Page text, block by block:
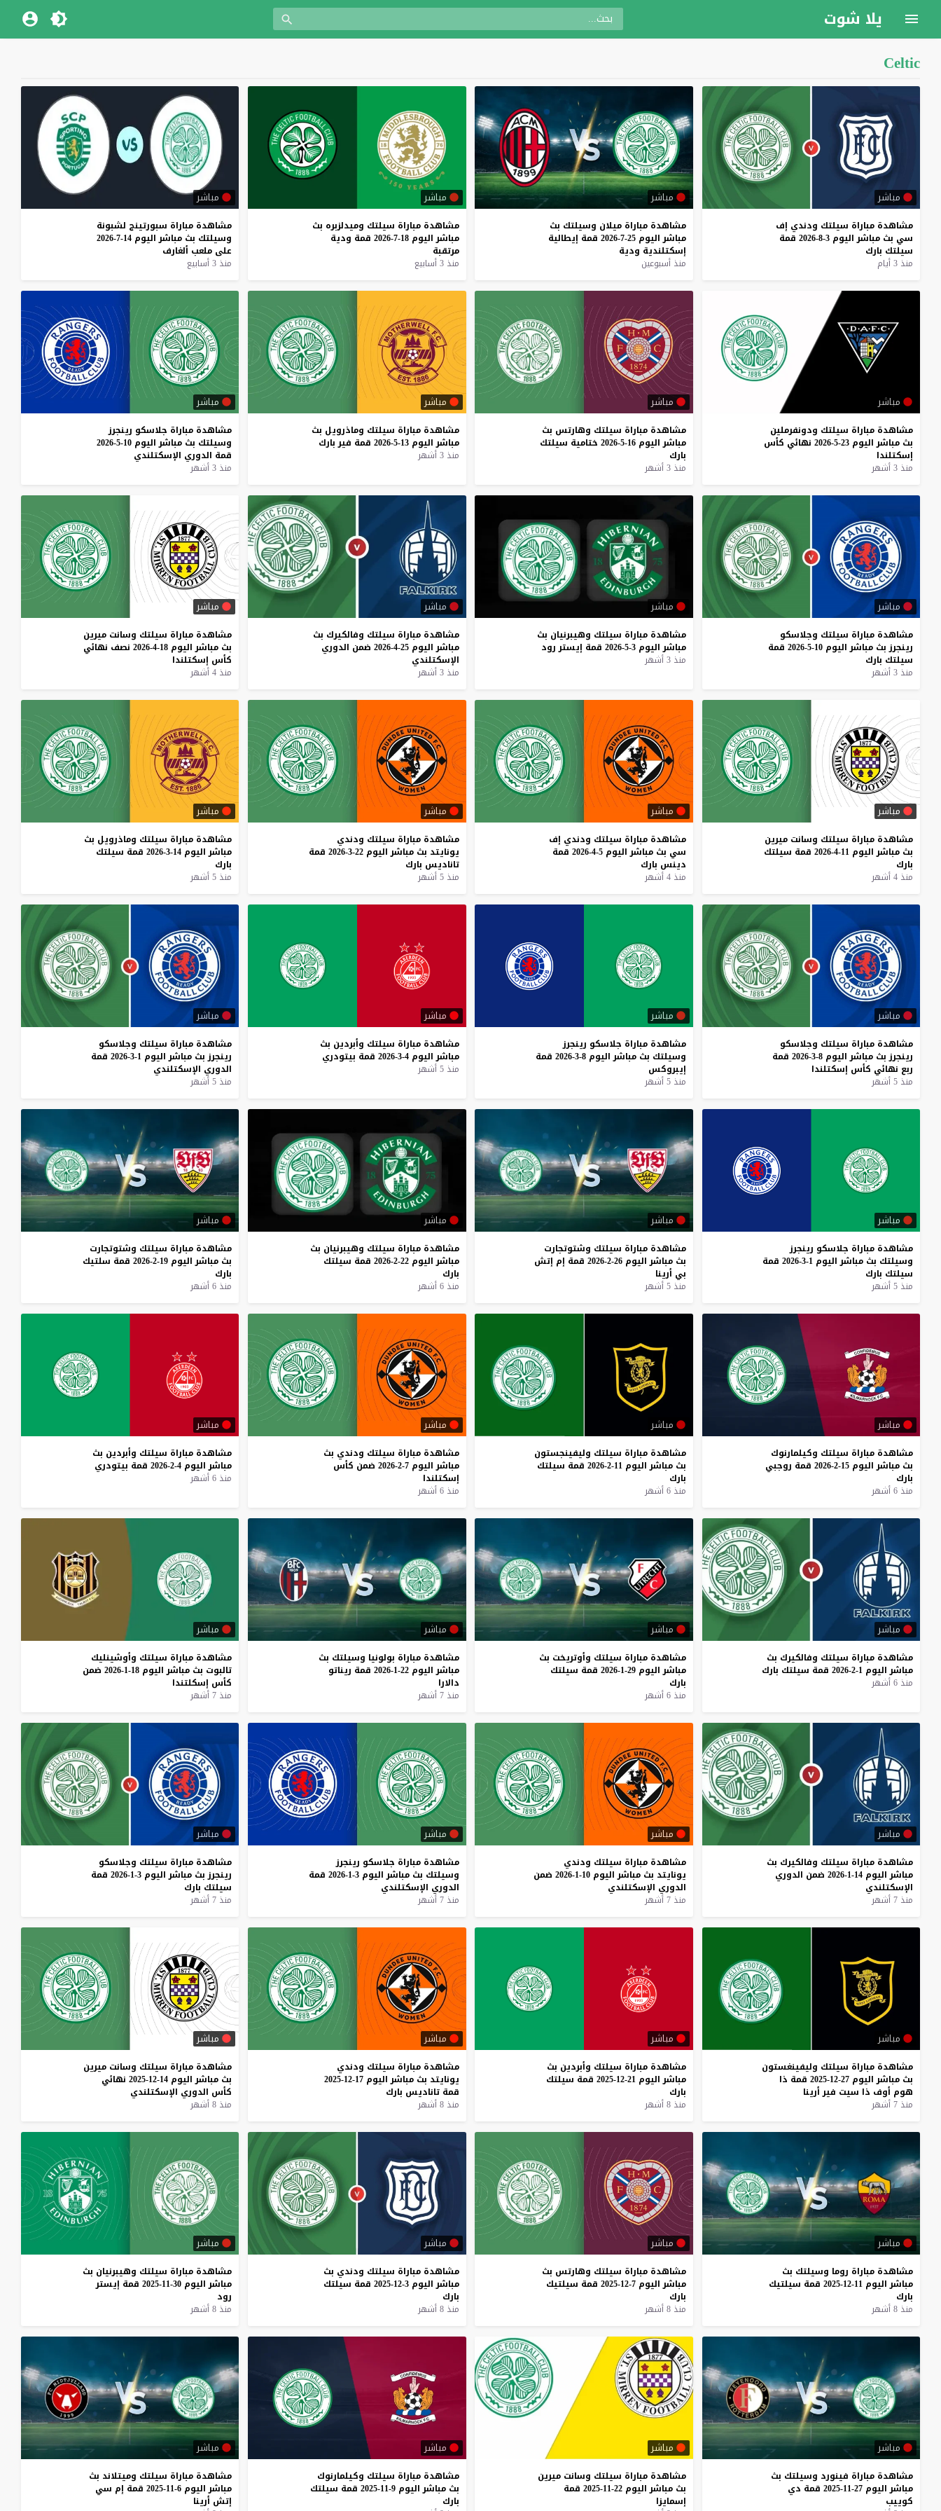
يلا شوت
Celtic
مباشر
مشاهدة مباراة سيلتك ودندي إف
سي بث مباشر اليوم 3-8-2026
قمة
سيلتك بارك
منذ 3 أيام
مباشر
مشاهدة مباراة ميلان وسيلتك بث
مباشر اليوم 25-7-2026 قمة إيطالية
إسكتلندية ودية
منذ أسبوعين
مباشر
مشاهدة مباراة سيلتك وميدلزبره بث
مباشر اليوم 18-7-2026 قمة ودية
مرتقبة
منذ 3 أسابيع
مباشر
مشاهدة مباراة سبورتينج لشبونة
وسيلتك بث مباشر اليوم 14-7-2026
على ملعب ألغارف
منذ 3 أسابيع
مباشر
مشاهدة مباراة سيلتك ودونفرملين
بث مباشر اليوم 23-5-2026 نهائي كأس
إسكتلندا
منذ 3 أشهر
مباشر
مشاهدة مباراة سيلتك وهارتس بث
مباشر اليوم 16-5-2026 ختامية سيلتك
بارك
منذ 3 أشهر
مباشر
مشاهدة مباراة سيلتك وماذرويل بث
مباشر اليوم 13-5-2026 قمة فير بارك
منذ 3 أشهر
مباشر
مشاهدة مباراة جلاسكو رينجرز
وسيلتك بث مباشر اليوم 10-5-2026
قمة الدوري الإسكتلندي
منذ 3 أشهر
مباشر
مشاهدة مباراة سيلتك وجلاسكو
رينجرز بث مباشر اليوم 10-5-2026
قمة
سيلتك بارك
منذ 3 أشهر
مباشر
مشاهدة مباراة سيلتك وهيبرنيان بث
مباشر اليوم 3-5-2026 قمة إيستر رود
منذ 3 أشهر
مباشر
مشاهدة مباراة سيلتك وفالكيرك بث
مباشر اليوم 25-4-2026 ضمن الدوري
الإسكتلندي
منذ 3 أشهر
مباشر
مشاهدة مباراة سيلتك وسانت ميرين
بث مباشر اليوم 18-4-2026 نصف نهائي
كأس إسكتلندا
منذ 4 أشهر
مباشر
مشاهدة مباراة سيلتك وسانت ميرين
بث مباشر اليوم 11-4-2026 قمة سيلتك
بارك
منذ 4 أشهر
مباشر
مشاهدة مباراة سيلتك ودندي إف
سي بث مباشر اليوم 5-4-2026
قمة
دينس بارك
منذ 4 أشهر
مباشر
مشاهدة مباراة سيلتك ودندي
يونايتد بث مباشر اليوم 22-3-2026
قمة
تاناديس بارك
منذ 5 أشهر
مباشر
مشاهدة مباراة سيلتك وماذرويل بث
مباشر اليوم 14-3-2026 قمة سيلتك
بارك
منذ 5 أشهر
مباشر
مشاهدة مباراة سيلتك وجلاسكو
رينجرز بث مباشر اليوم 8-3-2026
قمة
ربع نهائي كأس إسكتلندا
منذ 5 أشهر
مباشر
مشاهدة مباراة جلاسكو رينجرز
وسيلتك بث مباشر اليوم 8-3-2026
قمة
إيبروكس
منذ 5 أشهر
مباشر
مشاهدة مباراة سيلتك وأبردين بث
مباشر اليوم 4-3-2026 قمة بيتودري
منذ 5 أشهر
مباشر
مشاهدة مباراة سيلتك وجلاسكو
رينجرز بث مباشر اليوم 1-3-2026
قمة
الدوري الإسكتلندي
منذ 5 أشهر
مباشر
مشاهدة مباراة جلاسكو رينجرز
وسيلتك بث مباشر اليوم 1-3-2026
قمة
سيلتك بارك
منذ 5 أشهر
مباشر
مشاهدة مباراة سيلتك وشتوتجارت
بث مباشر اليوم 26-2-2026 قمة إم إتش
بي أرينا
منذ 5 أشهر
مباشر
مشاهدة مباراة سيلتك وهيبرنيان بث
مباشر اليوم 22-2-2026 قمة سيلتك
بارك
منذ 6 أشهر
مباشر
مشاهدة مباراة سيلتك وشتوتجارت
بث مباشر اليوم 19-2-2026 قمة سلتيك
بارك
منذ 6 أشهر
مباشر
مشاهدة مباراة سيلتك وكيلمارنوك
بث مباشر اليوم 15-2-2026 قمة روجبي
بارك
منذ 6 أشهر
مباشر
مشاهدة مباراة سيلتك وليفينجستون
بث مباشر اليوم 11-2-2026 قمة سيلتك
بارك
منذ 6 أشهر
مباشر
مشاهدة مباراة سيلتك ودندي بث
مباشر اليوم 7-2-2026 ضمن كأس
إسكتلندا
منذ 6 أشهر
مباشر
مشاهدة مباراة سيلتك وأبردين بث
مباشر اليوم 4-2-2026 قمة بيتودري
منذ 6 أشهر
مباشر
مشاهدة مباراة سيلتك وفالكيرك بث
مباشر اليوم 1-2-2026 قمة سيلتك بارك
منذ 6 أشهر
مباشر
مشاهدة مباراة سيلتك وأوتريخت بث
مباشر اليوم 29-1-2026 قمة سيلتك
بارك
منذ 6 أشهر
مباشر
مشاهدة مباراة بولونيا وسيلتك بث
مباشر اليوم 22-1-2026 قمة ريناتو
دالارا
منذ 7 أشهر
مباشر
مشاهدة مباراة سيلتك وأوشينليك
تالبوت بث مباشر اليوم 18-1-2026
ضمن
كأس إسكلتندا
منذ 7 أشهر
مباشر
مشاهدة مباراة سيلتك وفالكيرك بث
مباشر اليوم 14-1-2026 ضمن الدوري
الإسكتلندي
منذ 7 أشهر
مباشر
مشاهدة مباراة سيلتك ودندي
يونايتد بث مباشر اليوم 10-1-2026
ضمن
الدوري الإسكتلندي
منذ 7 أشهر
مباشر
مشاهدة مباراة جلاسكو رينجرز
وسيلتك بث مباشر اليوم 3-1-2026
قمة
الدوري الإسكتلندي
منذ 7 أشهر
مباشر
مشاهدة مباراة سيلتك وجلاسكو
رينجرز بث مباشر اليوم 3-1-2026
قمة
سيلتك بارك
منذ 7 أشهر
مباشر
مشاهدة مباراة سيلتك وليفينغستون
بث مباشر اليوم 27-12-2025 قمة ذا
هوم أوف ذا سيت فير أرينا
منذ 7 أشهر
مباشر
مشاهدة مباراة سيلتك وأبردين بث
مباشر اليوم 21-12-2025 قمة سيلتك
بارك
منذ 8 أشهر
مباشر
مشاهدة مباراة سيلتك ودندي
يونايتد بث مباشر اليوم 17-12-2025
قمة تاناديس بارك
منذ 8 أشهر
مباشر
مشاهدة مباراة سيلتك وسانت ميرين
بث مباشر اليوم 14-12-2025
نهائي
كأس الدوري الإسكتلندي
منذ 8 أشهر
مباشر
مشاهدة مباراة روما وسيلتك بث
مباشر اليوم 11-12-2025 قمة سيلتيك
بارك
منذ 8 أشهر
مباشر
مشاهدة مباراة سيلتك وهارتس بث
مباشر اليوم 7-12-2025 قمة سيلتيك
بارك
منذ 8 أشهر
مباشر
مشاهدة مباراة سيلتك ودندي بث
مباشر اليوم 3-12-2025 قمة سيلتك
بارك
منذ 8 أشهر
مباشر
مشاهدة مباراة سيلتك وهيبرنيان بث
مباشر اليوم 30-11-2025 قمة إيستر
رود
منذ 8 أشهر
مباشر
مشاهدة مباراة فينورد وسيلتك بث
مباشر اليوم 27-11-2025 قمة دي
كوييب
مباشر
مشاهدة مباراة سيلتك وسانت ميرين
بث مباشر اليوم 22-11-2025
قمة
إسمايزا
مباشر
مشاهدة مباراة سيلتك وكيلمارنوك
بث مباشر اليوم 9-11-2025 قمة سيلتك
بارك
مباشر
مشاهدة مباراة سيلتك وميتلاند بث
مباشر اليوم 6-11-2025 قمة إم سي
إتش أرينا